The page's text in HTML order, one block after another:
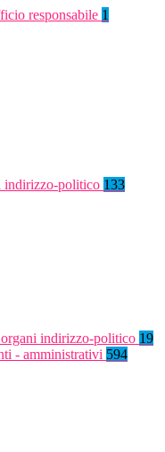
responsabile 1
indirizzo-politico 133
indirizzo-politico 19
- amministrativi 594